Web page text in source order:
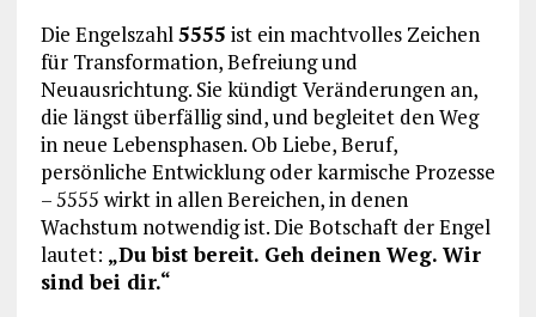
Die Engelszahl5555 ist ein machtvolles Zeichen
für Transformation, Befreiung und
Neuausrichtung. Sie kündigt Veränderungen an,
die längst überfällig sind, und begleitet den Weg
in neue Lebensphasen. Ob Liebe, Beruf,
persönliche Entwicklung oder karmische Prozesse
– 5555 wirkt in allen Bereichen, in denen
Wachstum notwendig ist. Die Botschaft der Engel
lautet: „Du bist bereit. Geh deinen Weg. Wir
sind bei dir.“